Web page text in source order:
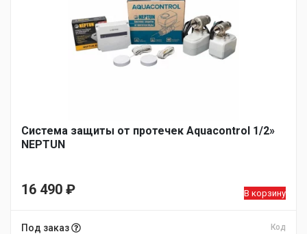
Система защиты от протечек Aquacontrol 1/2»
NEPTUN
16 490 ₽ В корзину
Под заказ Код